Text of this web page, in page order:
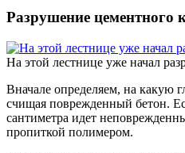
Разрушение цементного
На этой лестнице уже начал
Вначале определяем, на какую
счищая поврежденный бетон.
сантиметра идет
пропиткой полимером.